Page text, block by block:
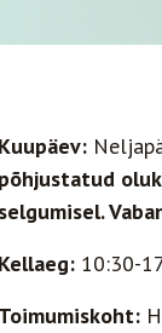
Kuupäev:
põhjustatud
selgumisel.
Kellaeg: 10:30-
Toimumiskoht: